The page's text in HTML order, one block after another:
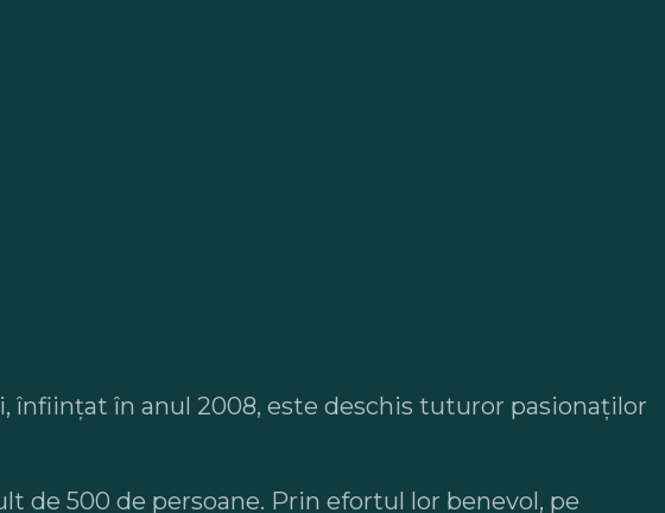
înfiinţat în anul 2008, este deschis tuturor pasionaţilor
de 500 de persoane. Prin efortul lor benevol, pe